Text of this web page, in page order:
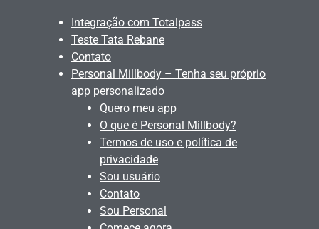
Integração com Totalpass
Teste Tata Rebane
Contato
Personal Millbody – Tenha seu próprio
app personalizado
Quero meu app
O que é Personal Millbody?
Termos de uso e política de
privacidade
Sou usuário
Contato
Sou Personal